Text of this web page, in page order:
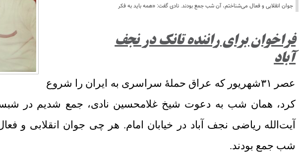
جوان انقلابی و فعال می‌شناختم، آن شب جمع بودند. نادی گفت: «همه باید به فکر
فراخوان برای راننده تانک در نجف
آباد
عصر ۳۱شهریور که عراق حملۀ سراسری‌ به ایران را شروع
کرد، همان شب به دعوت شیخ غلامحسین ‌نادی، جمع شدیم در
آیت‌الله ریاضی نجف آباد در خیابان امام. هر چی جوان انقلابی و
شب جمع بودند.